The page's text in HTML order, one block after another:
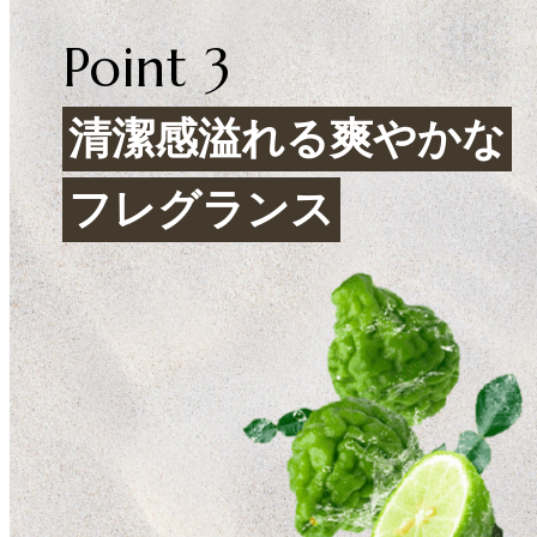
Point 3
清潔感溢れる爽やかな
フレグランス